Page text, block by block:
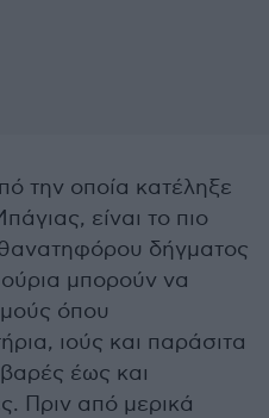
την οποία κατέληξε
είναι το πιο
δήγματος
μπορούν να
όπου
ιούς και παράσιτα
έως και
Πριν από μερικά